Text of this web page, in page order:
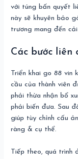
với túng bấn quyết
này sẽ khuyên bảo
trương mang đến
Các bước liên
Triển khai go 88
cầu của thành viên
phải thừa nhận bổ
phải biến đưa. Sau
giúp tùy chỉnh cấu
ràng & cụ thể.
Tiếp theo, quá trình